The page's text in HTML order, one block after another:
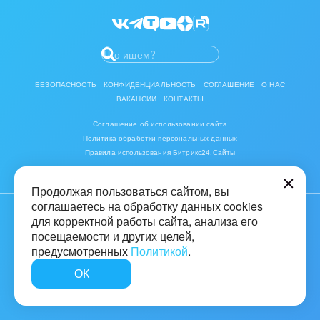
Изменения в статьях (архив)
Разработчикам приложений
БЕЗОПАСНОСТЬ КОНФИДЕНЦИАЛЬНОСТЬ СОГЛАШЕНИЕ
О НАС
ВАКАНСИИ
КОНТАКТЫ
Соглашение об использовании сайта
Политика обработки персональных данных
Правила использования Битрикс24.Сайты
© 2001-2026 «Битрикс», «1С-Битрикс». Работает на «1С-Битрикс:
16+
Быстро с 1С-Битрикс
Продолжая пользоваться сайтом, вы
соглашаетесь на обработку данных cookies
для корректной работы сайта, анализа его
посещаемости и других целей,
предусмотренных Политикой.
ОК